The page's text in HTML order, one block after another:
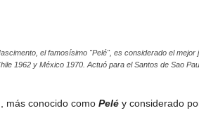
el famosísimo "Pelé", es considerado el
1962 y México 1970. Actuó para el Santos de Sao
, más conocido como Peléy considerado